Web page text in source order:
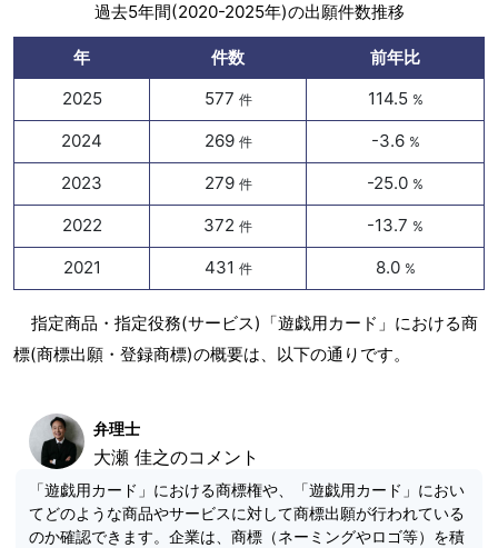
過去5年間(2020-2025年)の出願件数推移
年 件数
前年比
2025
577 件 114.5 %
2024 269 件 -3.6 %
2023 279 件 -25.0 %
2022 372 件 -13.7 %
2021 431 件 8.0 %
指定商品・指定役務(サービス)「遊戯用カード」における商
標(商標出願・登録商標)の概要は、以下の通りです。
弁理士
大瀬 佳之のコメント
「遊戯用カード」における商標権や、「遊戯用カード」におい
てどのような商品やサービスに対して商標出願が行われている
のか確認できます。企業は、商標（ネーミングやロゴ等）を積